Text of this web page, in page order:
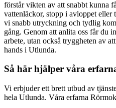
förstår vikten av att snabbt kunna
vattenläckor, stopp i avloppet eller
vi snabb utryckning och tydlig
gång. Genom att anlita oss får du
arbete, utan också tryggheten av
hands i Utlunda.
Så här hjälper våra
Vi erbjuder ett brett utbud av
hela Utlunda. Våra erfarna